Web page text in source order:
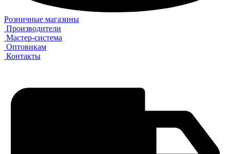
Розничные магазины
Производители
Мастер-система
Оптовикам
Контакты